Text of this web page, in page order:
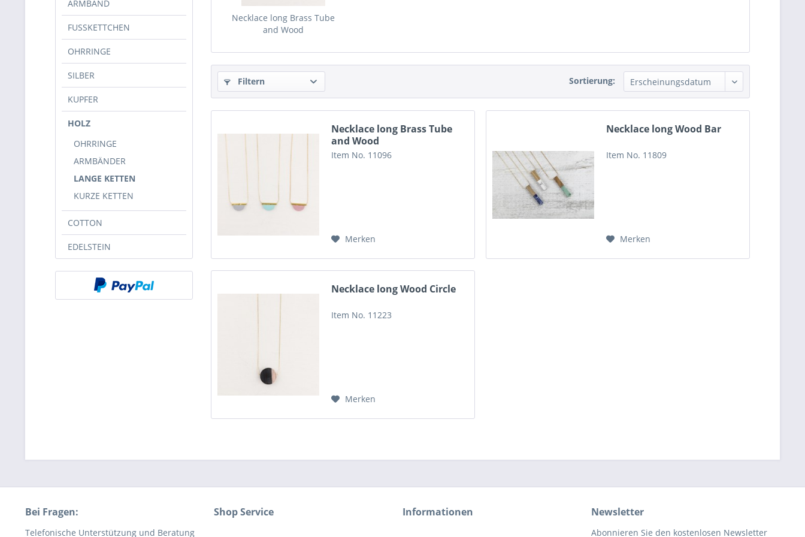
ARMBAND
FUSSKETTCHEN
OHRRINGE
SILBER
KUPFER
HOLZ
OHRRINGE
ARMBÄNDER
LANGE KETTEN
KURZE KETTEN
COTTON
EDELSTEIN
Necklace long Brass Tube
and Wood
Filtern Sortierung:
Necklace long Brass Tube
and Wood
Item No. 11096
Merken
Necklace long Wood Bar
Item No. 11809
Merken
Necklace long Wood Circle
Item No. 11223
Merken
Bei Fragen:
Telefonische Unterstützung und Beratung
Shop Service Informationen Newsletter
Abonnieren Sie den kostenlosen Newsletter